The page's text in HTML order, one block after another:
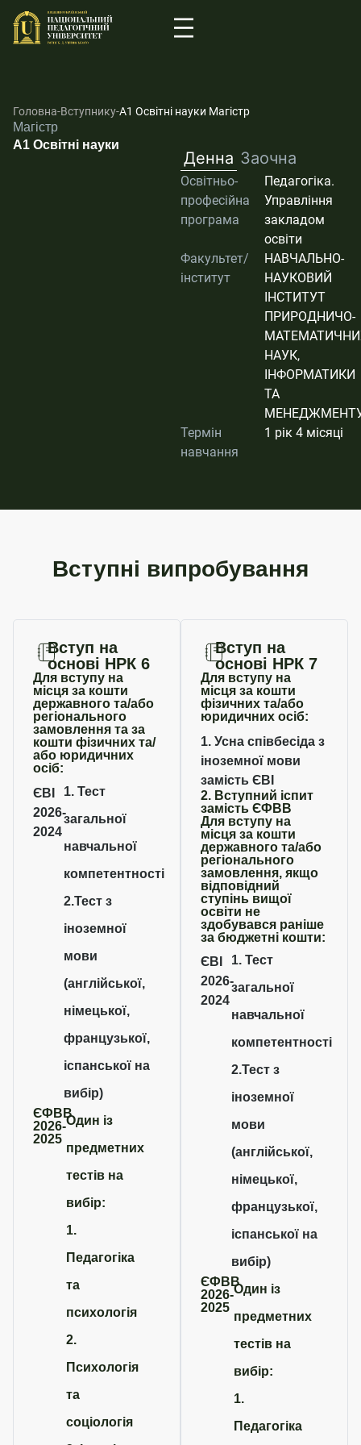
Головна-Вступнику-А1 Освітні науки Магістр
Магістр
А1 Освітні науки
Денна Заочна
Освітньо-
професійна
програма
Педагогіка.
Управління
закладом
освіти
Факультет/
інститут
НАВЧАЛЬНО-
НАУКОВИЙ
ІНСТИТУТ
ПРИРОДНИЧО-
НАУК,
ІНФОРМАТИКИ
ТА
Термін
навчання
1 рік 4 місяці
Вступні випробування
Вступ на
основі НРК 6
Для вступу на
місця за кошти
державного та/або
регіонального
замовлення та за
кошти фізичних та/
або юридичних
осіб:
ЄВІ
2026-
2024
1. Тест
загальної
навчальної
компетентності
2.Тест з
іноземної
мови
(англійської,
німецької,
французької,
іспанської на
вибір)
ЄФВВ
2026-
2025
Один із
предметних
тестів на
вибір:
1.
Педагогіка
та
психологія
2.
Психологія
та
соціологія
Вступ на
основі НРК 7
Для вступу на
місця за кошти
фізичних та/або
юридичних осіб:
1. Усна співбесіда з
іноземної мови
замість ЄВІ
2. Вступний іспит
замість ЄФВВ
Для вступу на
місця за кошти
державного та/або
регіонального
замовлення, якщо
відповідний
ступінь вищої
освіти не
здобувався раніше
за бюджетні кошти:
ЄВІ
2026-
2024
1. Тест
загальної
навчальної
компетентності
2.Тест з
іноземної
мови
(англійської,
німецької,
французької,
іспанської на
вибір)
ЄФВВ
2026-
2025
Один із
предметних
тестів на
вибір:
1.
Педагогіка